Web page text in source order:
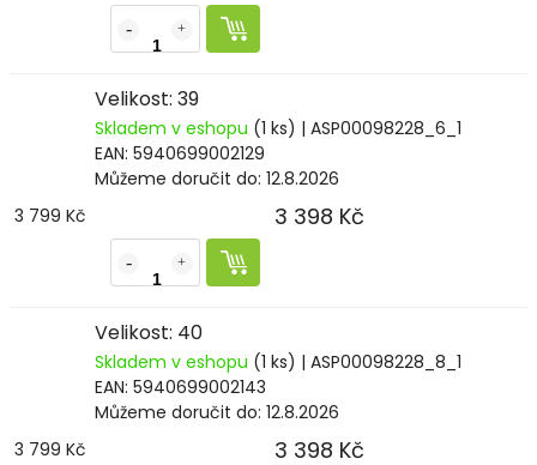
Velikost: 39
Skladem v eshopu (1 ks) | ASP00098228_6_1
EAN: 5940699002129
Můžeme doručit do: 12.8.2026
3 799 Kč
3 398 Kč
Velikost: 40
Skladem v eshopu (1 ks) | ASP00098228_8_1
EAN: 5940699002143
Můžeme doručit do: 12.8.2026
3 799 Kč
3 398 Kč